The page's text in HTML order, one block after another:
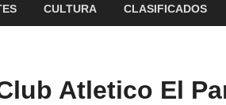
CULTURA CLASIFICADOS
Atletico El